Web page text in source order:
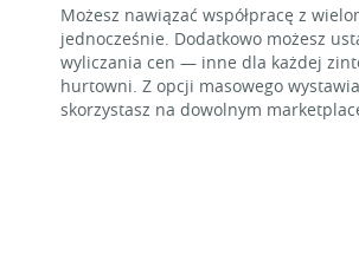
Możesz nawiązać współpracę z
jednocześnie. Dodatkowo możesz
wyliczania cen — inne dla każdej
hurtowni. Z opcji masowego
skorzystasz na dowolnym